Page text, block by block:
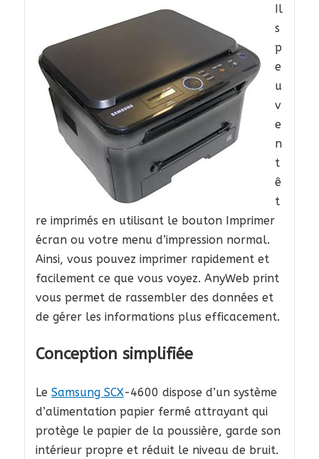
Il
s
p
e
u
v
e
n
t
ê
t
re imprimés en utilisant le bouton Imprimer
écran ou votre menu d’impression normal.
Ainsi, vous pouvez imprimer rapidement et
facilement ce que vous voyez. AnyWeb print
vous permet de rassembler des données et
de gérer les informations plus efficacement.
Conception simplifiée
Le Samsung SCX-4600 dispose d’un système
d’alimentation papier fermé attrayant qui
protège le papier de la poussière, garde son
intérieur propre et réduit le niveau de bruit.